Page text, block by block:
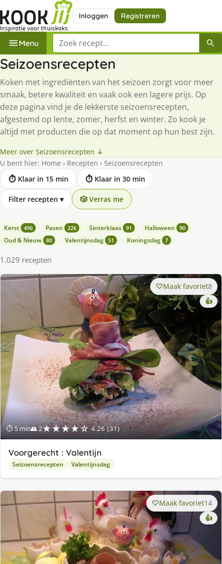
Inloggen Registreren
Menu Zoek een recept
Seizoensrecepten
Koken met ingrediënten van het seizoen zorgt voor meer
smaak, betere kwaliteit en vaak ook een lagere prijs. Op
deze pagina vind je de lekkerste seizoensrecepten,
afgestemd op lente, zomer, herfst en winter. Zo kook je
altijd met producten die op dat moment op hun best zijn.
Meer over Seizoensrecepten ↓
U bent hier: Home › Recepten › Seizoensrecepten
⏱ Klaar in 15 min
⏱ Klaar in 30 min
Filter recepten ▾ 🎲 Verras me
Kerst 496 Pasen 226 Sinterklaas 91 Halloween 90
Oud & Nieuw 80 Valentijnsdag 51 Koningsdag 7
1.029 recepten
⏱ 5 min👥 2★★★★☆ 4.26 (31)
Maak favoriet8
👍
Voorgerecht : Valentijn
Seizoensrecepten Valentijnsdag
Maak favoriet14
👍